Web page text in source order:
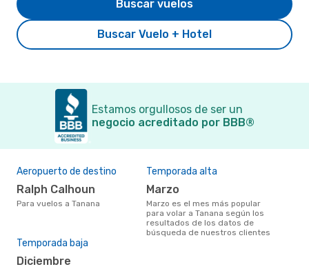
Buscar Vuelo + Hotel
Buscar vuelos
Estamos orgullosos de ser un
negocio acreditado por BBB®
Aeropuerto de destino
Ralph Calhoun
Para vuelos a Tanana
Temporada alta
marzo
marzo es el mes más popular
para volar a Tanana según los
resultados de los datos de
búsqueda de nuestros clientes
Temporada baja
diciembre